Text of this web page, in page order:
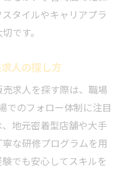
タイルやキャリアプラ
です。
人の探し方
求人を探す際は、職場
でのフォロー体制に注目
地元密着型店舗や大手
な研修プログラムを用
でも安心してスキルを